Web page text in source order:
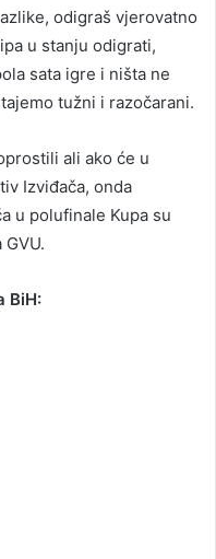
odigraš vjerovatno
u stanju odigrati,
sata igre i ništa ne
tužni i razočarani.
ali ako će u
Izviđača, onda
u polufinale Kupa su
BiH: